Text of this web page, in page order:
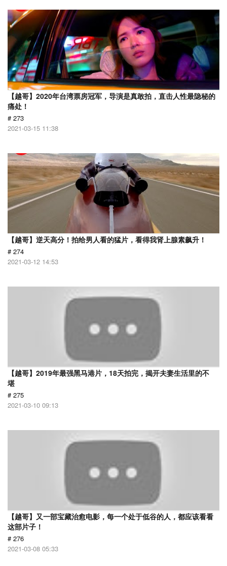
【越哥】2020年台湾票房冠军，导演是真敢拍，直击人性最隐秘的
痛处！
# 273
2021-03-15 11:38
【越哥】逆天高分！拍给男人看的猛片，看得我肾上腺素飙升！
# 274
2021-03-12 14:53
【越哥】2019年最强黑马港片，18天拍完，揭开夫妻生活里的不
堪
# 275
2021-03-10 09:13
【越哥】又一部宝藏治愈电影，每一个处于低谷的人，都应该看看
这部片子！
# 276
2021-03-08 05:33